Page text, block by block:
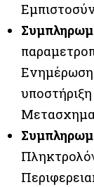
Ενημέρωση